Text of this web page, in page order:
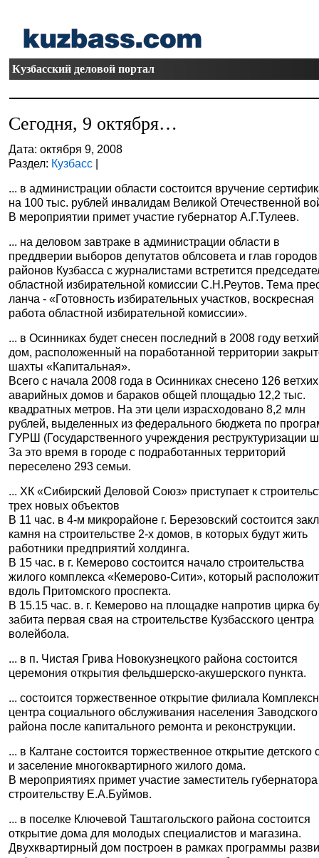
Кузбасский деловой портал
Сегодня, 9 октября…
Дата: октября 9, 2008
Раздел: Кузбасс |
... в администрации области состоится вручение
на 100 тыс. рублей инвалидам Великой Отечественной
В мероприятии примет участие губернатор А.Г.Тулеев.
... на деловом завтраке в администрации области в
преддверии выборов депутатов облсовета и глав
районов Кузбасса с журналистами встретится
областной избирательной комиссии С.Н.Реутов. Тема
ланча - «Готовность избирательных участков, воскресная
работа областной избирательной комиссии».
... в Осинниках будет снесен последний в 2008 году ветхий
дом, расположенный на поработанной территории
шахты «Капитальная».
Всего с начала 2008 года в Осинниках снесено 126
аварийных домов и бараков общей площадью 12,2 тыс.
квадратных метров. На эти цели израсходовано 8,2 млн
рублей, выделенных из федерального бюджета по
ГУРШ (Государственного учреждения реструктуризации
За это время в городе с подработанных территорий
переселено 293 семьи.
... ХК «Сибирский Деловой Союз» приступает к
трех новых объектов
В 11 час. в 4-м микрорайоне г. Березовский состоится
камня на строительстве 2-х домов, в которых будут жить
работники предприятий холдинга.
В 15 час. в г. Кемерово состоится начало строительства
жилого комплекса «Кемерово-Сити», который
вдоль Притомского проспекта.
В 15.15 час. в. г. Кемерово на площадке напротив цирка
забита первая свая на строительстве Кузбасского центра
волейбола.
... в п. Чистая Грива Новокузнецкого района состоится
церемония открытия фельдшерско-акушерского пункта.
... состоится торжественное открытие филиала
центра социального обслуживания населения Заводского
района после капитального ремонта и реконструкции.
... в Калтане состоится торжественное открытие детского
и заселение многоквартирного жилого дома.
В мероприятиях примет участие заместитель
строительству Е.А.Буймов.
... в поселке Ключевой Таштагольского района состоится
открытие дома для молодых специалистов и магазина.
Двухквартирный дом построен в рамках программы